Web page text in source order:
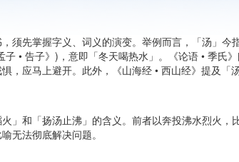
须先掌握字义、词义的演变。举例而言，「汤」今
• 告子》)，意即「冬天喝热水」。《论语 • 季氏
，应马上避开。此外，《山海经 • 西山经》提及「
」和「扬汤止沸」的含义。前者以奔投沸水烈火，
无法彻底解决问题。